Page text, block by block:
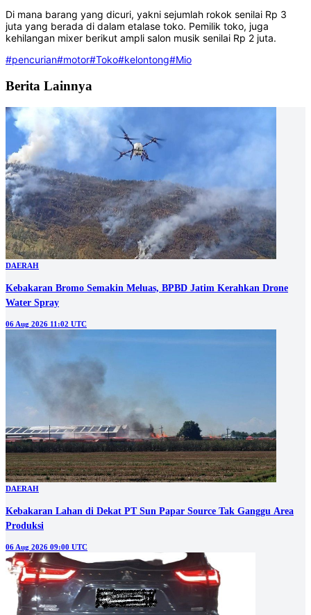
Di mana barang yang dicuri, yakni sejumlah rokok senilai Rp 3
juta yang berada di dalam etalase toko. Pemilik toko, juga
kehilangan mixer berikut ampli salon musik senilai Rp 2 juta.
#pencurian#motor#Toko#kelontong#Mio
Berita Lainnya
DAERAH
Kebakaran Bromo Semakin Meluas, BPBD Jatim Kerahkan Drone
Water Spray
06 Aug 2026 11:02 UTC
DAERAH
Kebakaran Lahan di Dekat PT Sun Papar Source Tak Ganggu Area
Produksi
06 Aug 2026 09:00 UTC